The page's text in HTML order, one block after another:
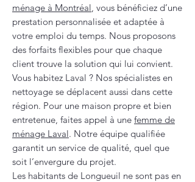
ménage à Montréal, vous bénéficiez d’une
prestation personnalisée et adaptée à
votre emploi du temps. Nous proposons
des forfaits flexibles pour que chaque
client trouve la solution qui lui convient.
Vous habitez Laval ? Nos spécialistes en
nettoyage se déplacent aussi dans cette
région. Pour une maison propre et bien
entretenue, faites appel à une femme de
ménage Laval. Notre équipe qualifiée
garantit un service de qualité, quel que
soit l’envergure du projet.
Les habitants de Longueuil ne sont pas en